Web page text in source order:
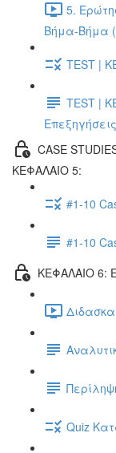
5.
Βήμα-Βήμα
TEST |
TEST |
Επεξηγήσεις
CASE
ΚΕΦΑΛΑΙΟ 5:
#1-10
#1-10
ΚΕΦΑΛΑΙΟ 6:
Quiz